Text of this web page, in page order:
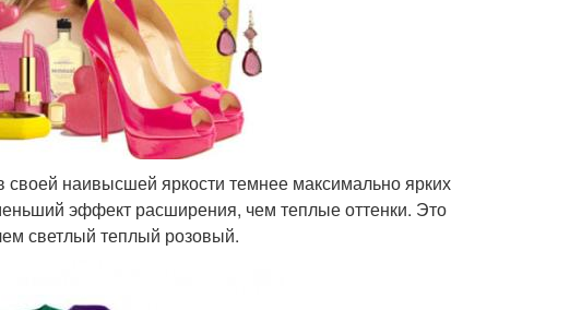
своей наивысшей яркости темнее максимально ярких
эффект расширения, чем теплые оттенки. Это
светлый теплый розовый.